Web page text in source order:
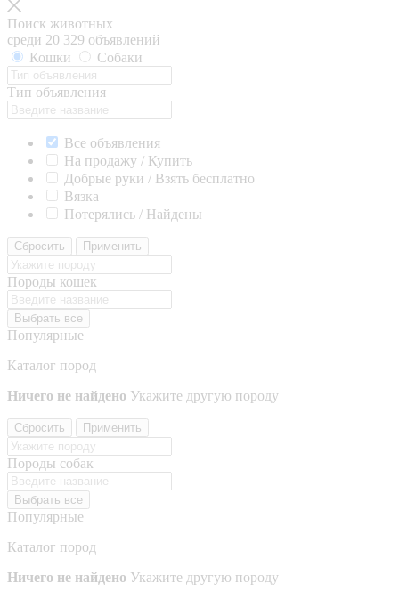
Поиск животных
среди 20 329 объявлений
Кошки
Собаки
Тип объявления
Все объявления
На продажу / Купить
Добрые руки / Взять бесплатно
Вязка
Потерялись / Найдены
Сбросить Применить
Породы кошек
Выбрать все
Популярные
Каталог пород
Ничего не найдено Укажите другую породу
Сбросить Применить
Породы собак
Выбрать все
Популярные
Каталог пород
Ничего не найдено Укажите другую породу